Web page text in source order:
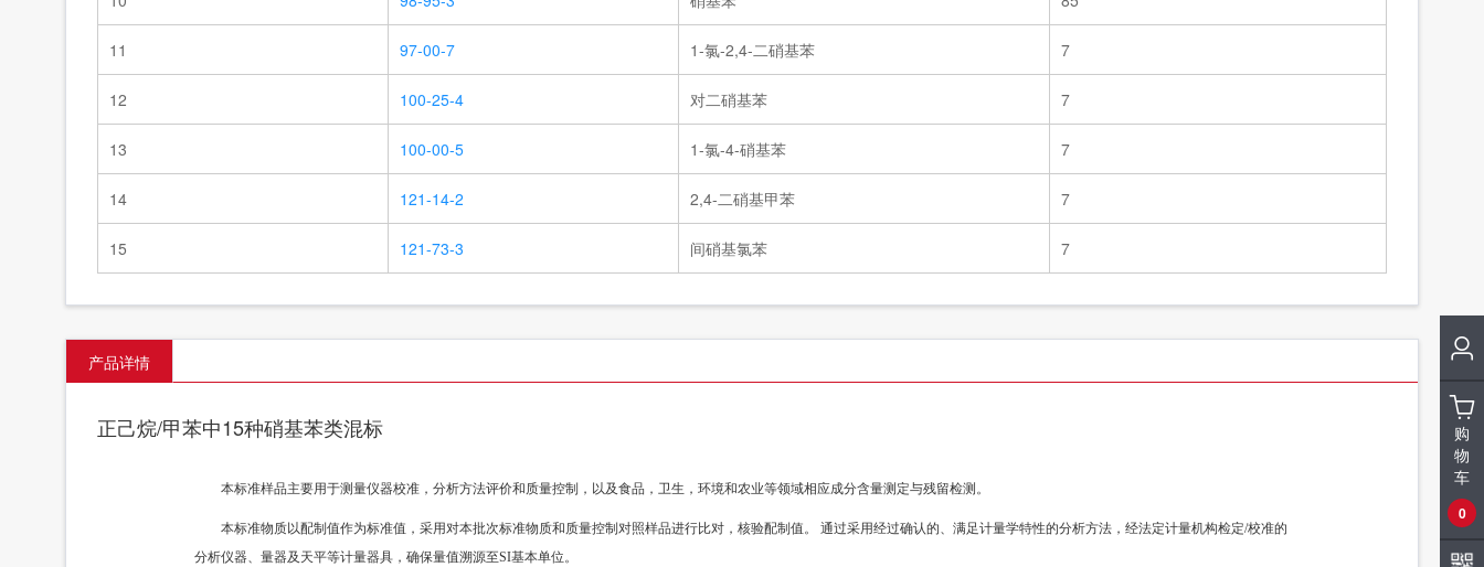
11 97-00-7 1-氯-2,4-二硝基苯 7
12 100-25-4 对二硝基苯 7
13 100-00-5 1-氯-4-硝基苯 7
14 121-14-2 2,4-二硝基甲苯 7
15 121-73-3 间硝基氯苯 7
产品详情
正己烷/甲苯中15种硝基苯类混标
本标准样品主要用于测量仪器校准，分析方法评价和质量控制，以及食品，卫生，环境和农业等领域相应成分含量测定与残留检测。
本标准物质以配制值作为标准值，采用对本批次标准物质和质量控制对照样品进行比对，核验配制值。 通过采用经过确认的、满足计量学特性的分析方法，经法定计量机构检定/校准的
分析仪器、量器及天平等计量器具，确保量值溯源至SI基本单位。
购
物
车
0